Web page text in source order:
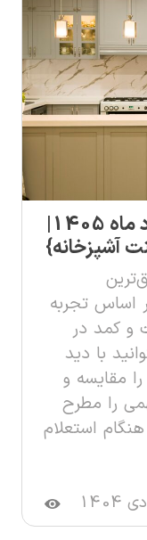
قیمت کابینت آشپزخانه مرداد ماه 1405|
آشپزخانه}
اساس تجربه
کابینت و کمد در
با دید
مقایسه و
را مطرح
استعلام